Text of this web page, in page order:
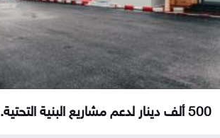
500 ألف دينار لدعم مشاريع البنية التحتية...